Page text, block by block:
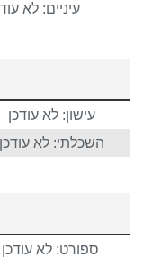
עיניים: לא
עישון: לא עודכן
השכלתי: לא עודכן
ספורט: לא עודכן